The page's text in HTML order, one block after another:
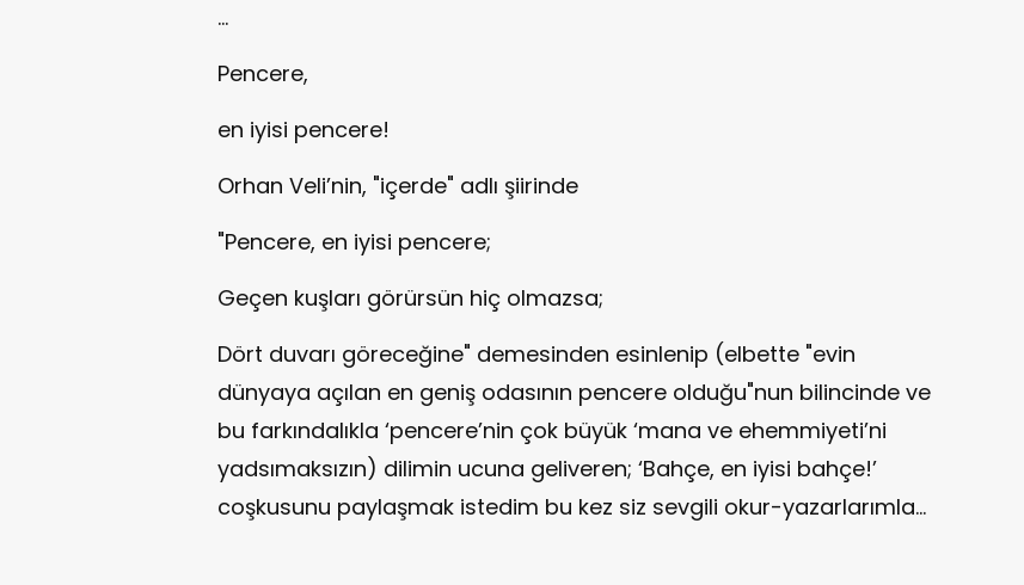
…
Pencere,
en iyisi pencere!
Orhan Veli’nin, "içerde" adlı şiirinde
"Pencere, en iyisi pencere;
Geçen kuşları görürsün hiç olmazsa;
Dört duvarı göreceğine" demesinden esinlenip (elbette "evin
dünyaya açılan en geniş odasının pencere olduğu"nun bilincinde ve
bu farkındalıkla ‘pencere’nin çok büyük ‘mana ve ehemmiyeti’ni
yadsımaksızın) dilimin ucuna geliveren; ‘Bahçe, en iyisi bahçe!’
coşkusunu paylaşmak istedim bu kez siz sevgili okur-yazarlarımla...